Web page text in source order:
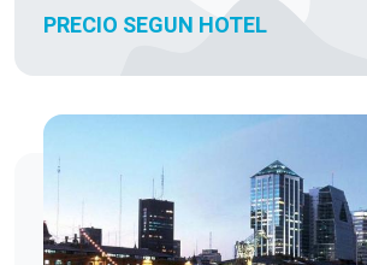
PRECIO SEGUN HOTEL